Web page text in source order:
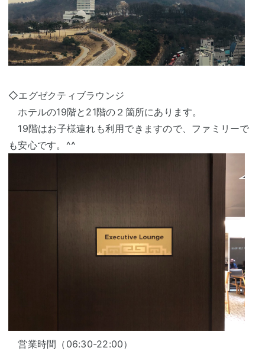
◇エグゼクティブラウンジ
ホテルの19階と21階の２箇所にあります。
19階はお子様連れも利用できますので、ファミリーで
も安心です。^^
営業時間（06:30-22:00）